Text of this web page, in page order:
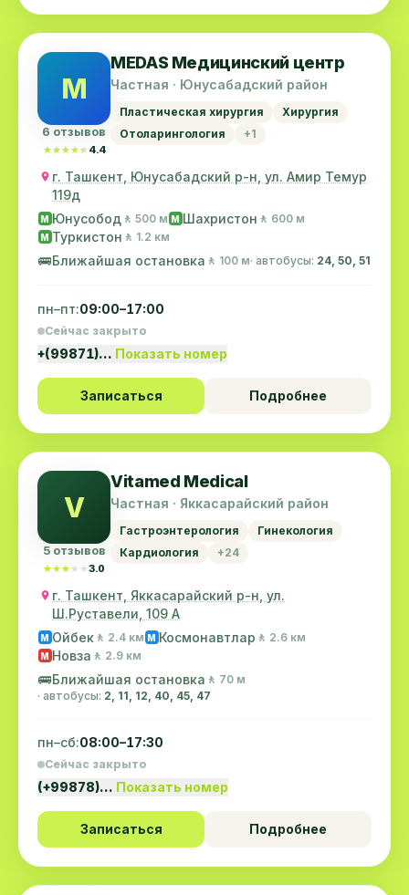
M
6 отзывов
★★★★★
★★★★★ 4.4
MEDAS Медицинский центр
Частная · Юнусабадский район
Пластическая хирургия
Хирургия
Отоларингология
+1
г. Ташкент, Юнусабадский р-н, ул. Амир Темур
119д
M Юнусобод 🚶 500 м M Шахристон 🚶 600 м
M Туркистон 🚶 1.2 км
🚌Ближайшая остановка 🚶 100 м· автобусы: 24, 50, 51
пн–пт:09:00–17:00
Сейчас закрыто
+(99871)… Показать номер
Записаться Подробнее
V
5 отзывов
★★★★★
★★★★★3.0
Vitamed Medical
Частная · Яккасарайский район
Гастроэнтерология
Гинекология
Кардиология
+24
г. Ташкент, Яккасарайский р-н, ул.
Ш.Руставели, 109 А
M Ойбек 🚶 2.4 км M Космонавтлар 🚶 2.6 км
M Новза 🚶 2.9 км
🚌Ближайшая остановка 🚶 70 м
· автобусы: 2, 11, 12, 40, 45, 47
пн–сб:08:00–17:30
Сейчас закрыто
(+99878)… Показать номер
Записаться Подробнее